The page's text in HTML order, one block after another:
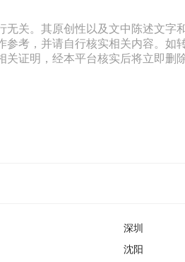
关。其原创性以及文中陈述文字
考，并请自行核实相关内容。如
证明，经本平台核实后将立即删
深圳
沈阳